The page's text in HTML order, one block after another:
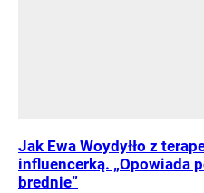
Jak Ewa Woydyłło z
influencerką. „Opowiada
brednie”